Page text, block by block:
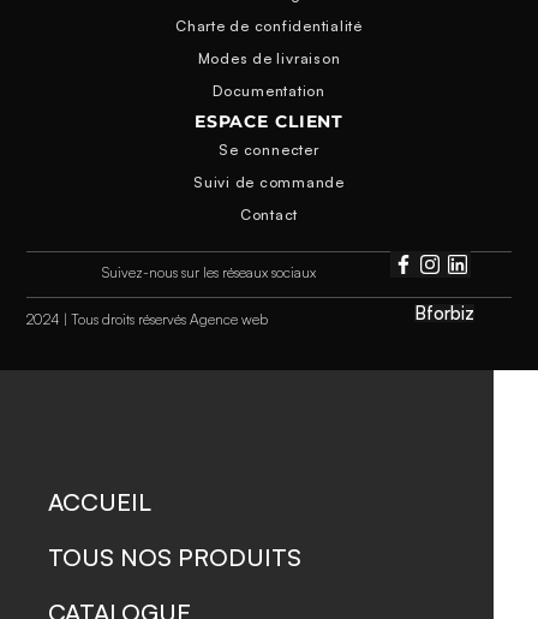
Charte de confidentialité
Modes de livraison
Documentation
ESPACE CLIENT
Se connecter
Suivi de commande
Contact
Suivez-nous sur les réseaux sociaux
2024 | Tous droits réservés Agence web Bforbiz
ACCUEIL
TOUS NOS PRODUITS
CATALOGUE